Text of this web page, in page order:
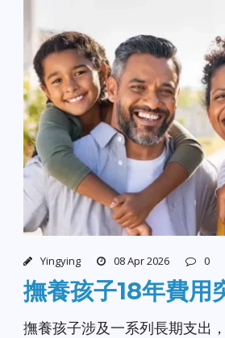
Yingying 08 Apr 2026 0
撫養孩子18年費用
撫養孩子涉及一系列長期支出